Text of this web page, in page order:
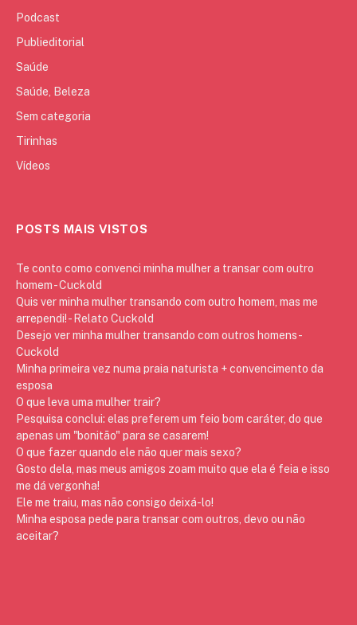
Podcast
Publieditorial
Saúde
Saúde, Beleza
Sem categoria
Tirinhas
Vídeos
POSTS MAIS VISTOS
Te conto como convenci minha mulher a transar com outro
homem - Cuckold
Quis ver minha mulher transando com outro homem, mas me
arrependi! - Relato Cuckold
Desejo ver minha mulher transando com outros homens -
Cuckold
Minha primeira vez numa praia naturista + convencimento da
esposa
O que leva uma mulher trair?
Pesquisa conclui: elas preferem um feio bom caráter, do que
apenas um "bonitão" para se casarem!
O que fazer quando ele não quer mais sexo?
Gosto dela, mas meus amigos zoam muito que ela é feia e isso
me dá vergonha!
Ele me traiu, mas não consigo deixá-lo!
Minha esposa pede para transar com outros, devo ou não
aceitar?